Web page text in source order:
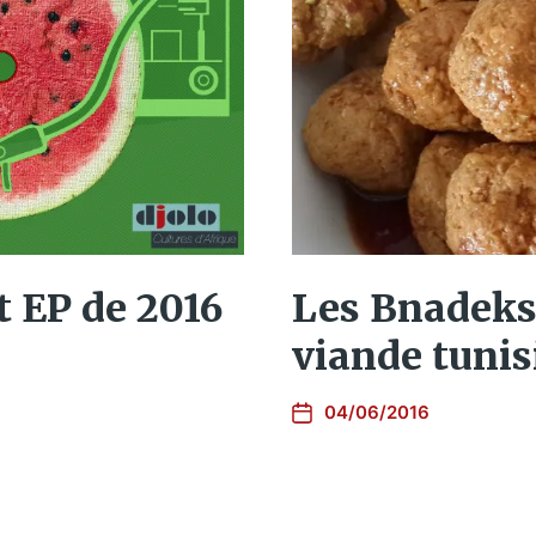
de 2016
Les
viande
04/06/2016